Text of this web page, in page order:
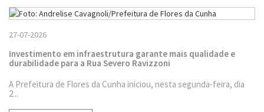
27-07-2026
Investimento em infraestrutura garante mais qualidade e
durabilidade para a Rua Severo Ravizzoni
A Prefeitura de Flores da Cunha iniciou, nesta segunda-feira, dia
2...